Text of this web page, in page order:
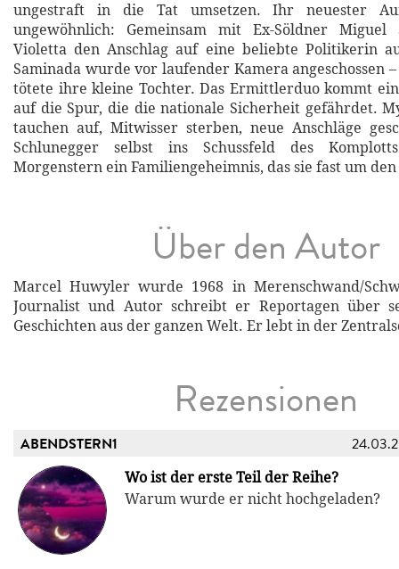
ungestraft in die Tat umsetzen. Ihr neuester
ungewöhnlich: Gemeinsam mit Ex-Söldner Miguel
Violetta den Anschlag auf eine beliebte Politikerin
Saminada wurde vor laufender Kamera angeschossen
tötete ihre kleine Tochter. Das Ermittlerduo kommt
auf die Spur, die die nationale Sicherheit gefährdet.
tauchen auf, Mitwisser sterben, neue Anschläge
Schlunegger selbst ins Schussfeld des
Morgenstern ein Familiengeheimnis, das sie fast um
Über den Autor
Marcel Huwyler wurde 1968 in Merenschwand/
Journalist und Autor schreibt er Reportagen über
Geschichten aus der ganzen Welt. Er lebt in der
Rezensionen
ABENDSTERN1
Wo ist der erste Teil der Reihe?
Warum wurde er nicht hochgeladen?